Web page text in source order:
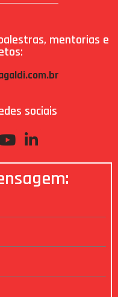
mentorias e
sociais